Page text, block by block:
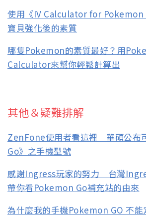
使用《IV Calculator for Pokemon
寶貝強化後的素質
哪隻Pokemon的素質最好？用
Calculator來幫你輕鬆計算出
其他＆疑難排解
ZenFone使用者看這裡 華碩公布
Go》之手機型號
感謝Ingress玩家的努力 台灣
帶你看Pokemon Go補充站的由來
為什麼我的手機Pokemon GO 不能